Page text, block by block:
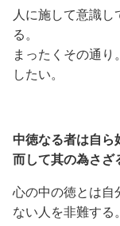
人に施して意識
る。
まったくその通
したい。
中徳なる者は自ら
而して其の為さざ
心の中の徳とは自
ない人を非難する。